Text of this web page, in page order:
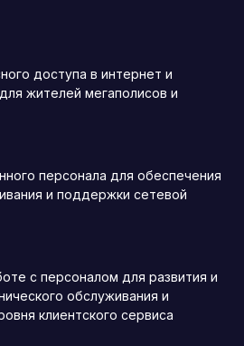
доступа в интернет и
жителей мегаполисов и
персонала для обеспечения
и поддержки сетевой
с персоналом для развития и
обслуживания и
клиентского сервиса